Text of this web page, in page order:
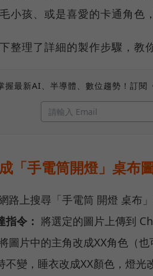
小孩、或是喜愛的卡通角色
整理了詳細的製作步驟，教
握最新AI、半導體、數位趨勢！訂閱
「手電筒開燈」桌布
路上搜尋「手電筒 開燈 桌布
指令： 將選定的圖片上傳到
圖片中的主角改成XX角色（
不變，睡衣改成XX顏色，燈